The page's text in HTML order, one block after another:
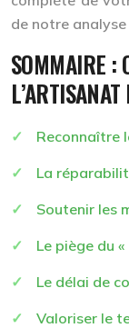
de notre
SOMMAIRE :
Reconnaître
La
Soutenir les
Le piège du
Le délai de
Valoriser le